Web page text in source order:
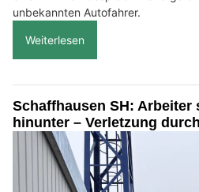
unbekannten Autofahrer.
Weiterlesen
Schaffhausen SH: Arbeiter
hinunter – Verletzung